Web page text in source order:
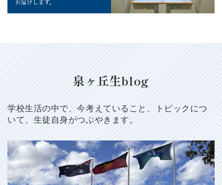
泉ヶ丘生blog
学校生活の中で、今考えていること、トピックにつ
いて、生徒自身がつぶやきます。